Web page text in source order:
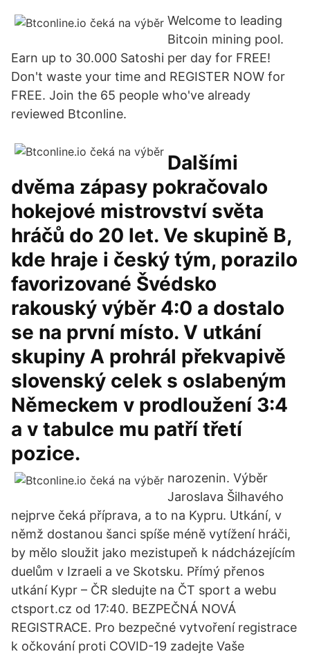
Welcome to leading
Bitcoin mining pool.
Earn up to 30.000 Satoshi per day for FREE!
Don't waste your time and REGISTER NOW for
FREE. Join the 65 people who've already
reviewed Btconline.
Dalšími
dvěma zápasy pokračovalo
hokejové mistrovství světa
hráčů do 20 let. Ve skupině B,
kde hraje i český tým, porazilo
favorizované Švédsko
rakouský výběr 4:0 a dostalo
se na první místo. V utkání
skupiny A prohrál překvapivě
slovenský celek s oslabeným
Německem v prodloužení 3:4
a v tabulce mu patří třetí
pozice.
narozenin. Výběr
Jaroslava Šilhavého
nejprve čeká příprava, a to na Kypru. Utkání, v
němž dostanou šanci spíše méně vytížení hráči,
by mělo sloužit jako mezistupeň k nádcházejícím
duelům v Izraeli a ve Skotsku. Přímý přenos
utkání Kypr – ČR sledujte na ČT sport a webu
ctsport.cz od 17:40. BEZPEČNÁ NOVÁ
REGISTRACE. Pro bezpečné vytvoření registrace
k očkování proti COVID-19 zadejte Vaše